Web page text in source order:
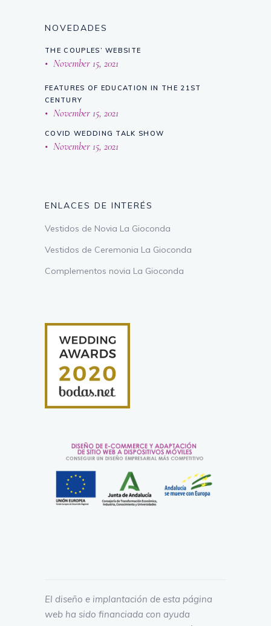
NOVEDADES
THE COUPLES’ WEBSITE
November 15, 2021
FEATURES OF EDUCATION IN THE 21ST
CENTURY
November 15, 2021
COVID WEDDING TALK SHOW
November 15, 2021
ENLACES DE INTERÉS
Vestidos de Novia La Gioconda
Vestidos de Ceremonia La Gioconda
Complementos novia La Gioconda
El diseño e implantación de esta página
web ha sido financiada con ayuda